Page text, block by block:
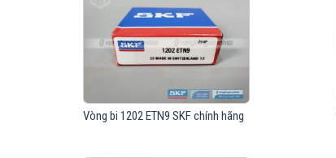
Vòng bi 1202 ETN9 SKF chính hãng